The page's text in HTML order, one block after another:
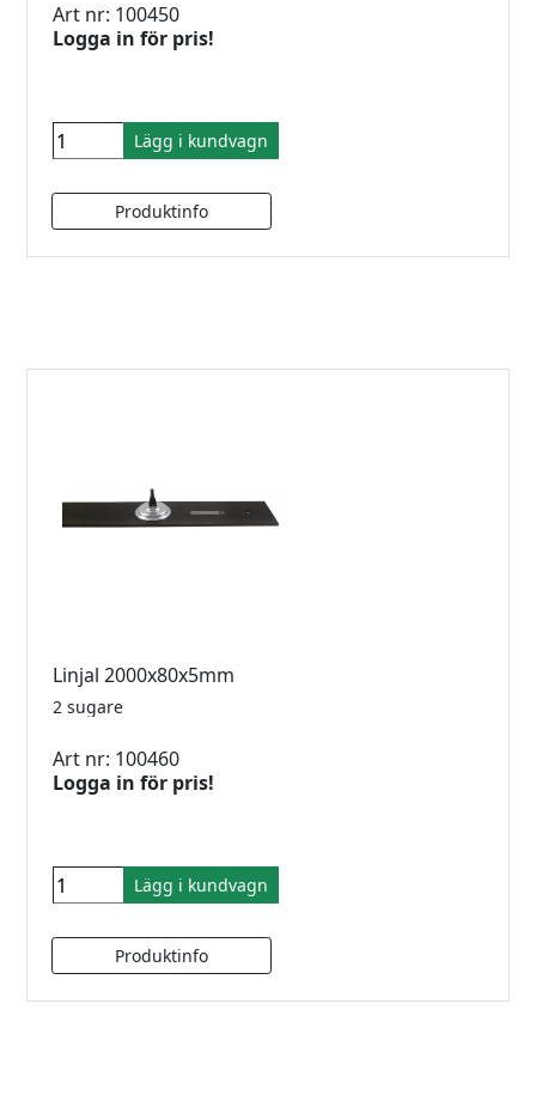
Art nr: 100450
Logga in för pris!
Lägg i kundvagn
Linjal 2000x80x5mm
2 sugare
Art nr: 100460
Logga in för pris!
Lägg i kundvagn